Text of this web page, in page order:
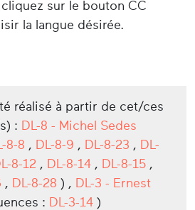
sur le bouton CC
la langue désirée.
réalisé à partir de cet/ces
: DL-8 - Michel Sedes
8-8 , DL-8-9 , DL-8-23 , DL-
8-12 , DL-8-14 , DL-8-15 ,
, DL-8-28 ) , DL-3 - Ernest
: DL-3-14 )